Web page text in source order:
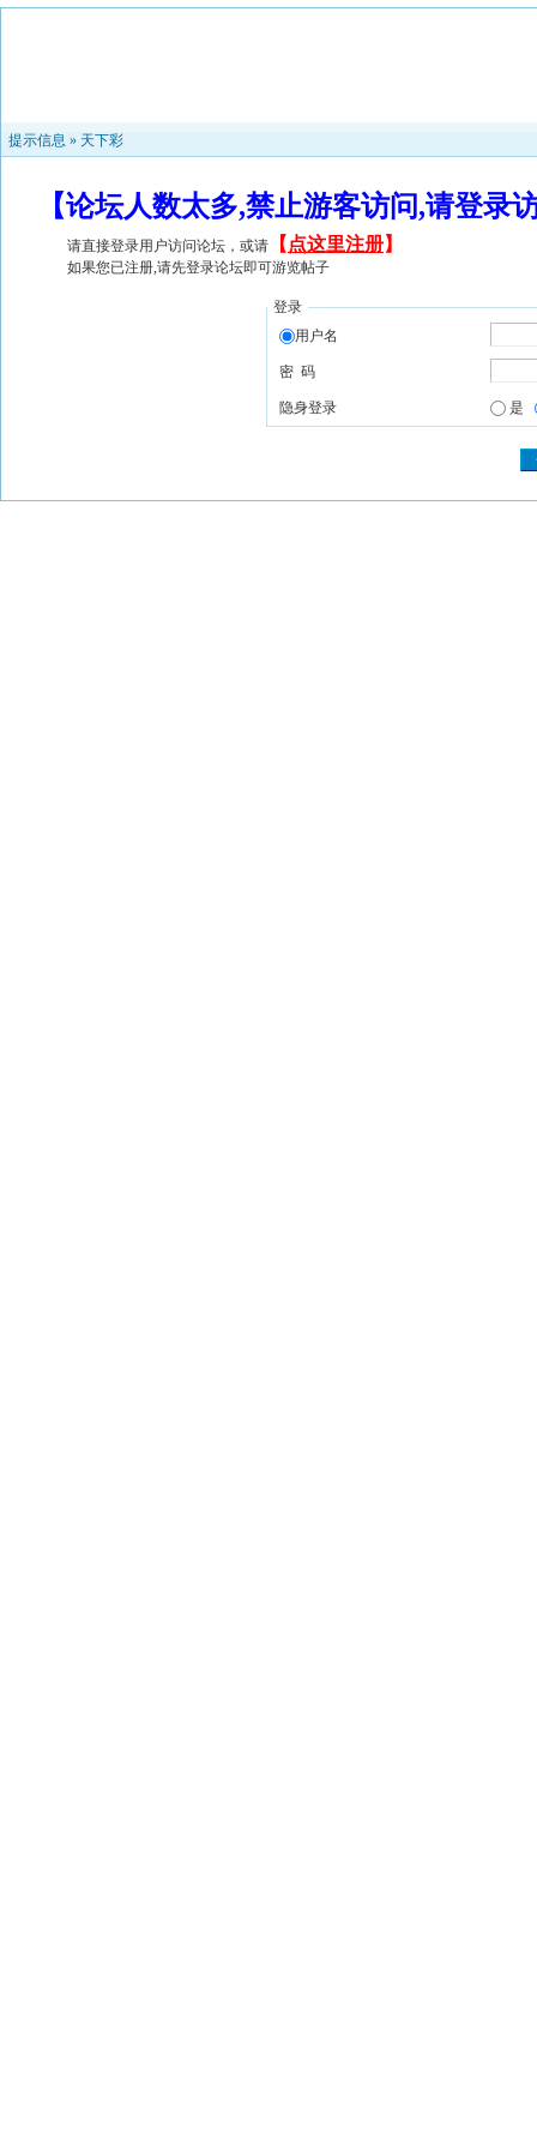
提示信息 » 天下彩
【论坛人数太多,禁止游客访问,请登
请直接登录用户访问论坛，或请 【 点这里注册】
如果您已注册,请先登录论坛即可游览帖子
登录
用户名
密 码
隐身登录 是